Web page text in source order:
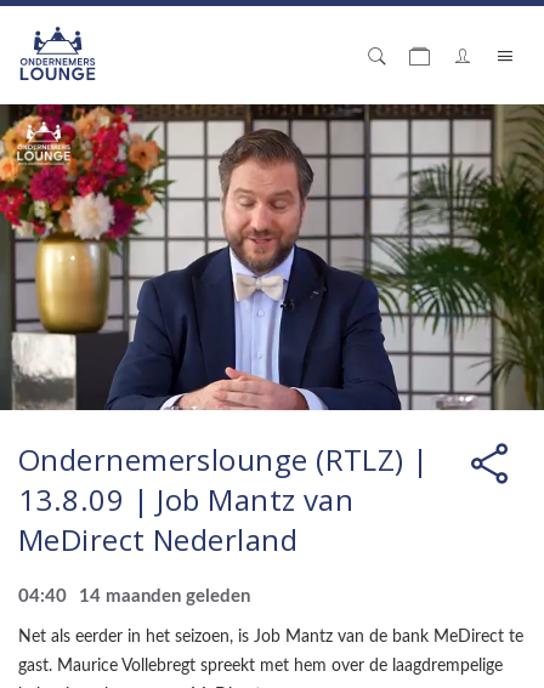
Ondernemerslounge (RTLZ) |
13.8.09 | Job Mantz van
MeDirect Nederland
04:40 14 maanden geleden
Net als eerder in het seizoen, is Job Mantz van de bank MeDirect te
gast. Maurice Vollebregt spreekt met hem over de laagdrempelige